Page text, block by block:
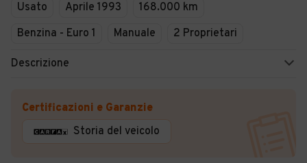
Usato Aprile 1993
168.000 km
Benzina - Euro 1
Manuale 2 Proprietari
Descrizione
Certificazioni e Garanzie
Storia del veicolo